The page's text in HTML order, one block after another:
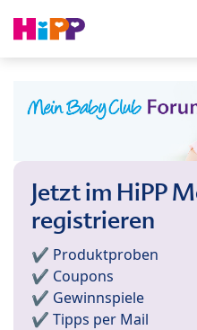
Jetzt im HiPP
registrieren
✔️ Produktproben
✔️ Coupons
✔️ Gewinnspiele
✔️ Tipps per Mail